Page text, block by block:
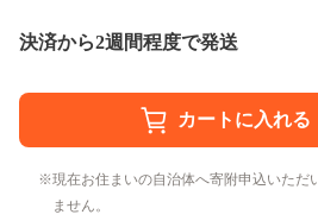
決済から2週間程度で発送
現在お住まいの自治体へ寄附申込いただ
ません。